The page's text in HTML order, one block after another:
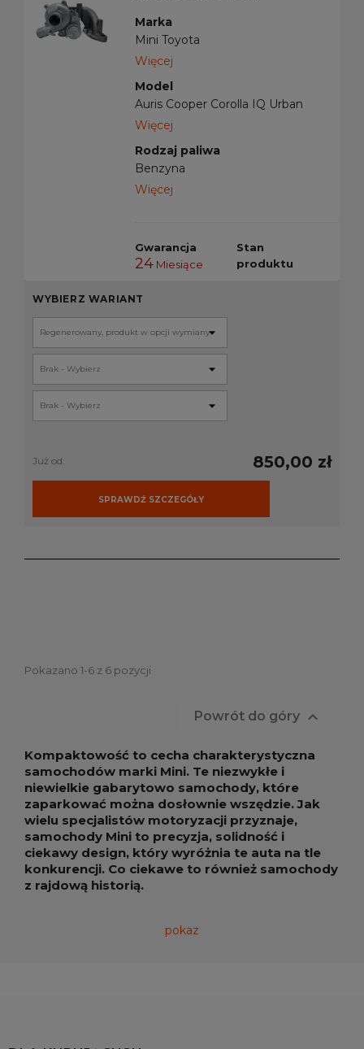
Marka
Mini Toyota
Więcej
Model
Auris Cooper Corolla IQ Urban
Cruiser Verso Yaris
Więcej
Rodzaj paliwa
Benzyna
Więcej
Gwarancja
24Miesiące
Stan
produktu
WYBIERZ WARIANT
Już od: 850,00 zł
SPRAWDŹ SZCZEGÓŁY
Pokazano 1-6 z 6 pozycji
Powrót do góry 
Kompaktowość to cecha charakterystyczna
samochodów marki Mini. Te niezwykłe i
niewielkie gabarytowo samochody, które
zaparkować można dosłownie wszędzie. Jak
wielu specjalistów motoryzacji przyznaje,
samochody Mini to precyzja, solidność i
ciekawy design, który wyróżnia te auta na tle
konkurencji. Co ciekawe to również samochody
z rajdową historią.
pokaz